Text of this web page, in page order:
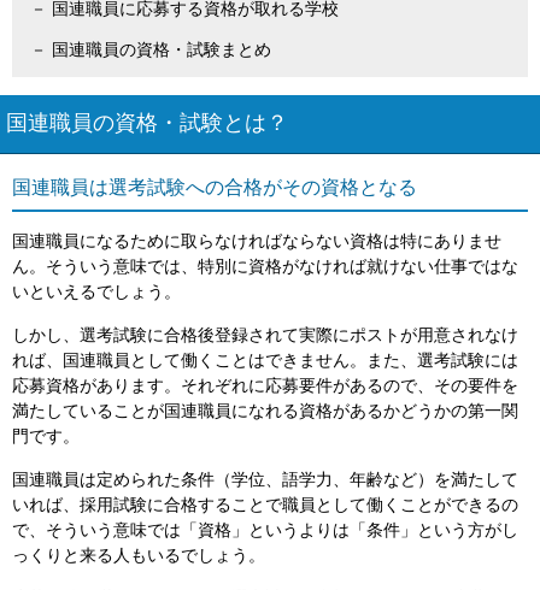
国連職員に応募する資格が取れる学校
国連職員の資格・試験まとめ
国連職員の資格・試験とは？
国連職員は選考試験への合格がその資格となる
国連職員になるために取らなければならない資格は特にありませ
ん。そういう意味では、特別に資格がなければ就けない仕事ではな
いといえるでしょう。
しかし、選考試験に合格後登録されて実際にポストが用意されなけ
れば、国連職員として働くことはできません。また、選考試験には
応募資格があります。それぞれに応募要件があるので、その要件を
満たしていることが国連職員になれる資格があるかどうかの第一関
門です。
国連職員は定められた条件（学位、語学力、年齢など）を満たして
いれば、採用試験に合格することで職員として働くことができるの
で、そういう意味では「資格」というよりは「条件」という方がし
っくりと来る人もいるでしょう。